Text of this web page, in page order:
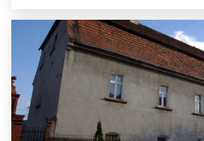
Dwór w Osinie
Osina Wielka
Neoklasycystyczny dwór z